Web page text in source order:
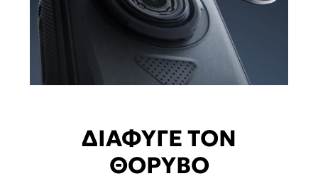
ΔΙΑΦΥΓΕ ΤΟΝ
ΘΟΡΥΒΟ